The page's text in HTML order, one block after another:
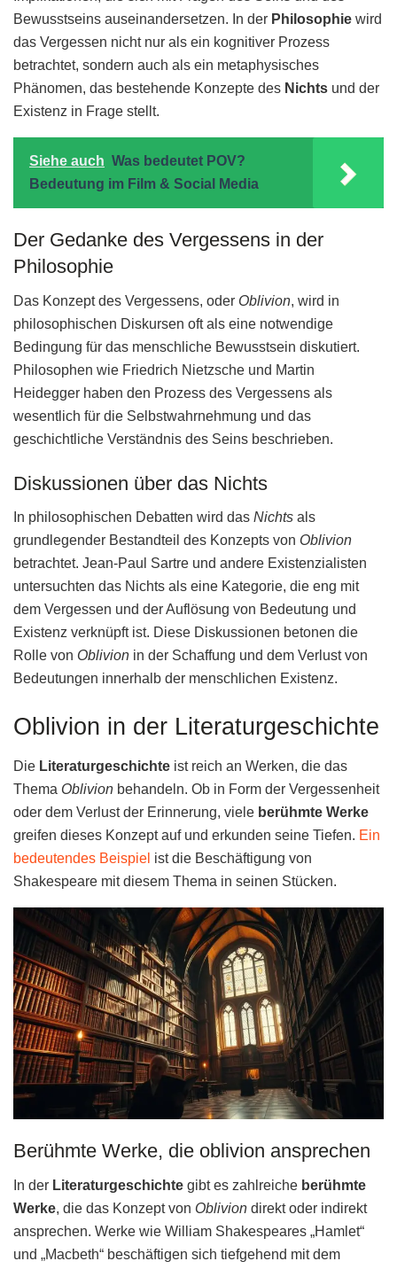
Bewusstseins auseinandersetzen. In der Philosophie wird
das Vergessen nicht nur als ein kognitiver Prozess
betrachtet, sondern auch als ein metaphysisches
Phänomen, das bestehende Konzepte des Nichts und der
Existenz in Frage stellt.
Siehe auch Was bedeutet POV?
Bedeutung im Film & Social Media
Der Gedanke des Vergessens in der
Philosophie
Das Konzept des Vergessens, oder Oblivion, wird in
philosophischen Diskursen oft als eine notwendige
Bedingung für das menschliche Bewusstsein diskutiert.
Philosophen wie Friedrich Nietzsche und Martin
Heidegger haben den Prozess des Vergessens als
wesentlich für die Selbstwahrnehmung und das
geschichtliche Verständnis des Seins beschrieben.
Diskussionen über das Nichts
In philosophischen Debatten wird das Nichts als
grundlegender Bestandteil des Konzepts von Oblivion
betrachtet. Jean-Paul Sartre und andere Existenzialisten
untersuchten das Nichts als eine Kategorie, die eng mit
dem Vergessen und der Auflösung von Bedeutung und
Existenz verknüpft ist. Diese Diskussionen betonen die
Rolle von Oblivion in der Schaffung und dem Verlust von
Bedeutungen innerhalb der menschlichen Existenz.
Oblivion in der Literaturgeschichte
Die Literaturgeschichte ist reich an Werken, die das
Thema Oblivion behandeln. Ob in Form der Vergessenheit
oder dem Verlust der Erinnerung, viele berühmte Werke
greifen dieses Konzept auf und erkunden seine Tiefen. Ein
bedeutendes Beispiel ist die Beschäftigung von
Shakespeare mit diesem Thema in seinen Stücken.
Berühmte Werke, die oblivion ansprechen
In der Literaturgeschichte gibt es zahlreiche berühmte
Werke, die das Konzept von Oblivion direkt oder indirekt
ansprechen. Werke wie William Shakespeares „Hamlet“
und „Macbeth“ beschäftigen sich tiefgehend mit dem